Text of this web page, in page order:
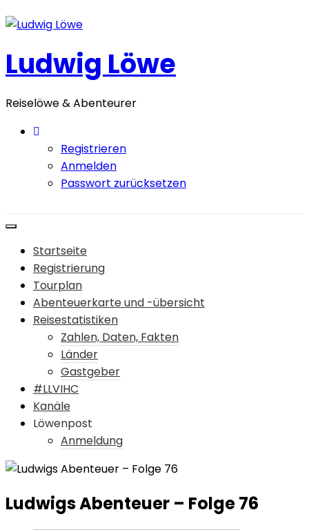
Zum
Inhalt
Ludwig Löwe
Reiselöwe & Abenteurer
Registrieren
Anmelden
Passwort zurücksetzen
Startseite
Registrierung
Tourplan
Abenteuerkarte und -übersicht
Reisestatistiken
Zahlen, Daten, Fakten
Länder
Gastgeber
#LLVIHC
Kanäle
Löwenpost
Anmeldung
Ludwigs Abenteuer – Folge 76